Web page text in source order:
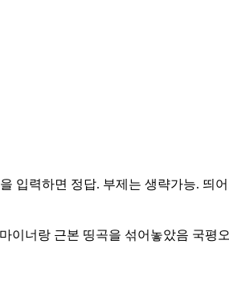
입력하면 정답. 부제는 생략가능. 띄
이너랑 근본 띵곡을 섞어놓았음 국평